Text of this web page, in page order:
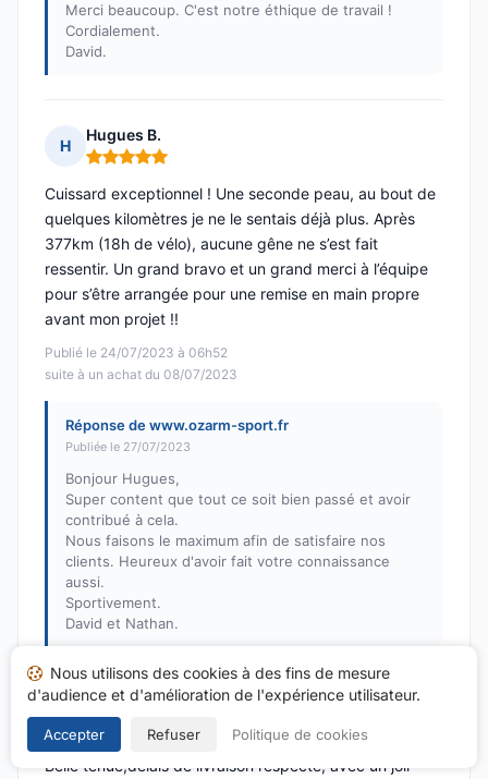
Merci beaucoup. C'est notre éthique de travail !
Cordialement.
David.
H
Hugues B.
Note : 5 sur 5
Publié le 24/07/2023 à 06h52
suite à un achat du 08/07/2023
Cuissard exceptionnel ! Une seconde peau, au bout de
quelques kilomètres je ne le sentais déjà plus. Après
377km (18h de vélo), aucune gêne ne s’est fait
ressentir. Un grand bravo et un grand merci à l’équipe
pour s’être arrangée pour une remise en main propre
avant mon projet !!
Réponse de www.ozarm-sport.fr
Publiée le 27/07/2023
Bonjour Hugues,
Super content que tout ce soit bien passé et avoir
contribué à cela.
Nous faisons le maximum afin de satisfaire nos
clients. Heureux d'avoir fait votre connaissance
aussi.
Sportivement.
David et Nathan.
J
Jean-François G.
Note : 5 sur 5
Belle tenue,délais de livraison respecté, avec un joli
Nous utilisons des cookies à des fins de mesure
d'audience et d'amélioration de l'expérience utilisateur.
Accepter Refuser Politique de cookies